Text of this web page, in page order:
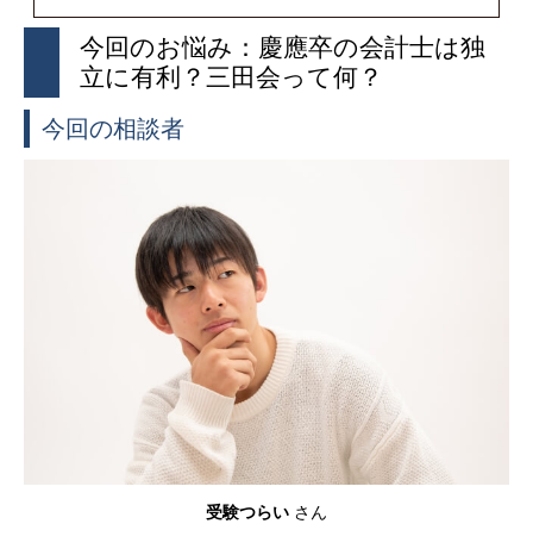
今回のお悩み：慶應卒の会計士は独
立に有利？三田会って何？
今回の相談者
受験つらい さん